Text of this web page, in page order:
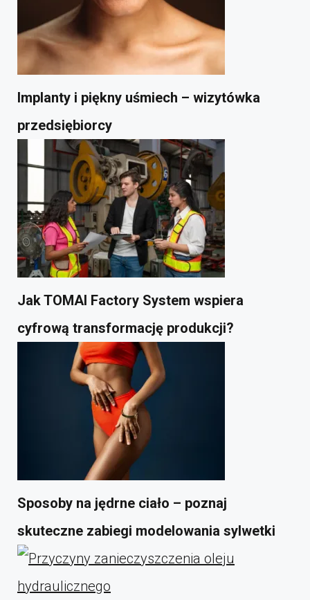
Implanty i piękny uśmiech – wizytówka
przedsiębiorcy
Jak TOMAI Factory System wspiera
cyfrową transformację produkcji?
Sposoby na jędrne ciało – poznaj
skuteczne zabiegi modelowania sylwetki